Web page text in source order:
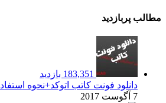
مطالب پربازدید
183,351 بازدید
دانلود فونت کاتب اتوکد+نحوه
7 آگوست 2017